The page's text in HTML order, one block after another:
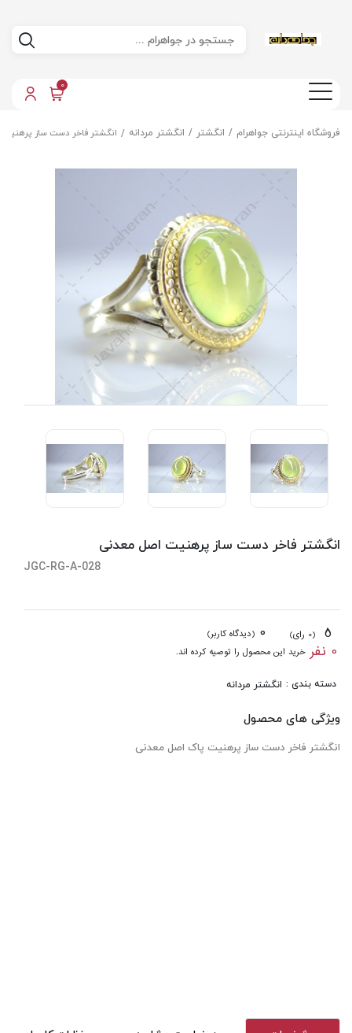
0
فروشگاه اینترنتی جواهرام انگشتر انگشتر مردانه انگشتر فاخر دست ساز
انگشتر فاخر دست ساز پرهنیت اصل معدنی
JGC-RG-A-028
(0 رای) 0 (دیدگاه کاربر)
0 نفر خرید این محصول را توصیه کرده اند.
دسته بندی : انگشتر مردانه
ویژگی های محصول
انگشتر فاخر دست ساز پرهنیت پاک اصل معدنی